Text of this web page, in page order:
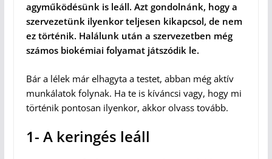
agyműködésünk is leáll. Azt gondolnánk, hogy a
szervezetünk ilyenkor teljesen kikapcsol, de nem
ez történik. Halálunk után a szervezetben még
számos biokémiai folyamat játszódik le.
Bár a lélek már elhagyta a testet, abban még aktív
munkálatok folynak. Ha te is kíváncsi vagy, hogy mi
történik pontosan ilyenkor, akkor olvass tovább.
1- A keringés leáll